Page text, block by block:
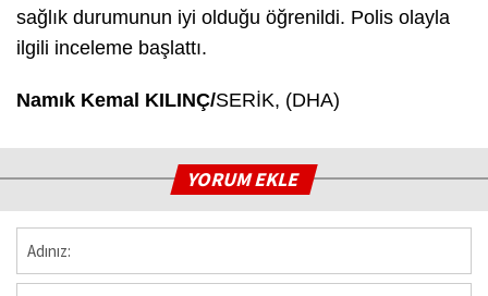
sağlık durumunun iyi olduğu öğrenildi. Polis olayla
ilgili inceleme başlattı.
Namık Kemal KILINÇ/SERİK, (DHA)
YORUM EKLE